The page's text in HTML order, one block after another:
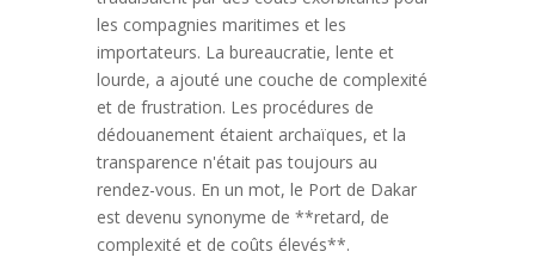
les compagnies maritimes et les
importateurs. La bureaucratie, lente et
lourde, a ajouté une couche de complexité
et de frustration. Les procédures de
dédouanement étaient archaïques, et la
transparence n'était pas toujours au
rendez-vous. En un mot, le Port de Dakar
est devenu synonyme de **retard, de
complexité et de coûts élevés**.